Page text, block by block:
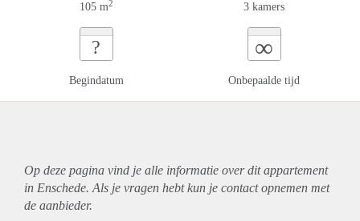
105 m2 3 kamers
?
Begindatum
∞
Onbepaalde tijd
Op deze pagina vind je alle informatie over ditappartement
in Enschede. Als je vragen hebt kun je contact opnemen met
de aanbieder.